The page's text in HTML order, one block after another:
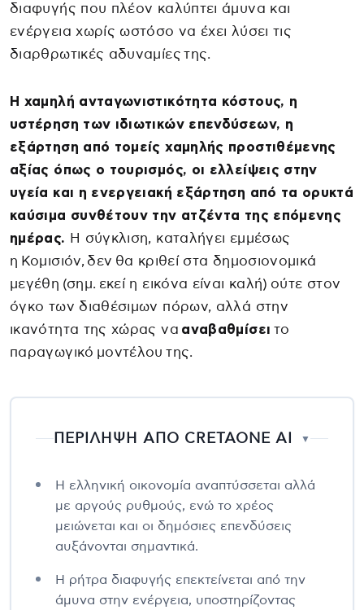
διαφυγής που πλέον καλύπτει άμυνα και
ενέργεια χωρίς ωστόσο να έχει λύσει τις
διαρθρωτικές αδυναμίες της.
Η χαμηλή ανταγωνιστικότητα κόστους, η
υστέρηση των ιδιωτικών επενδύσεων, η
εξάρτηση από τομείς χαμηλής προστιθέμενης
αξίας όπως ο τουρισμός, οι ελλείψεις στην
υγεία και η ενεργειακή εξάρτηση από τα ορυκτά
καύσιμα συνθέτουν την ατζέντα της επόμενης
ημέρας. Η σύγκλιση, καταλήγει εμμέσως
η Κομισιόν, δεν θα κριθεί στα δημοσιονομικά
μεγέθη (σημ. εκεί η εικόνα είναι καλή) ούτε στον
όγκο των διαθέσιμων πόρων, αλλά στην
ικανότητα της χώρας να αναβαθμίσει το
παραγωγικό μοντέλου της.
ΠΕΡΙΛΗΨΗ ΑΠΟ CRETAONE AI ▼
Η ελληνική οικονομία αναπτύσσεται αλλά
με αργούς ρυθμούς, ενώ το χρέος
μειώνεται και οι δημόσιες επενδύσεις
αυξάνονται σημαντικά.
Η ρήτρα διαφυγής επεκτείνεται από την
άμυνα στην ενέργεια, υποστηρίζοντας